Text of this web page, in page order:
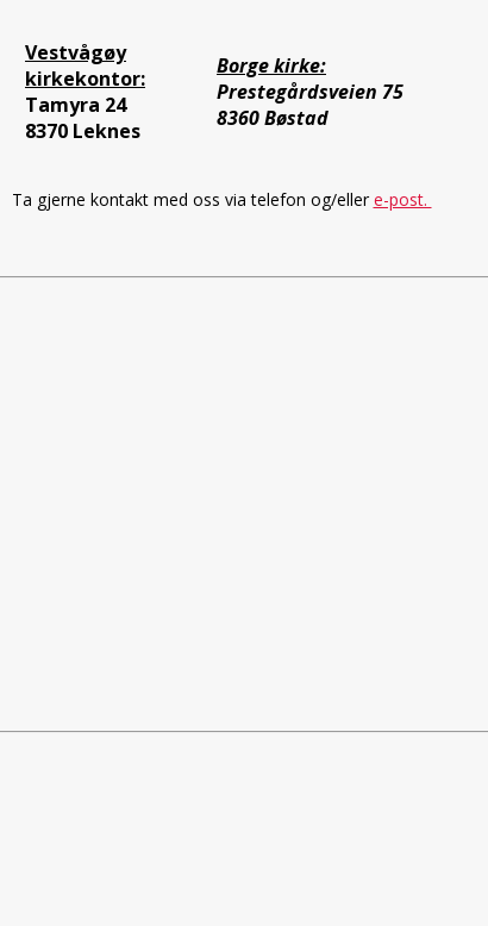
Vestvågøy
kirkekontor:
Tamyra 24
8370 Leknes
Borge kirke:
Prestegårdsveien 75
8360 Bøstad
Ta gjerne kontakt med oss via telefon og/ellere-post.